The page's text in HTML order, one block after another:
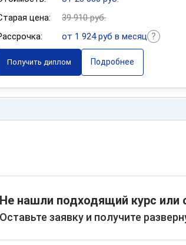
цена:
39 910 руб.
от 1 924 руб в месяц
Получить диплом Подробнее
Не нашли подходящий курс или
Оставьте заявку и получите